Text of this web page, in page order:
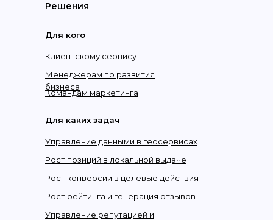
Для кого
Клиентскому сервису
Командам маркетинга
Менеджерам по развития
бизнеса
Решения
Для каких задач
Управление данными в геосервисах
Управление репутацией и
Рост позиций в локальной выдаче
Рост конверсии в целевые действия
Рост рейтинга и генерация отзывов